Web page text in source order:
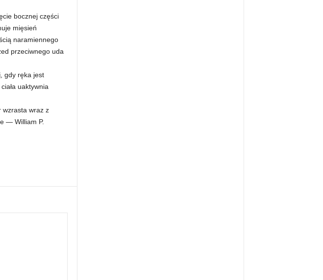
bocznej części
mięsień
naramiennego
przeciwnego uda
gdy ręka jest
uaktywnia
wzrasta wraz z
— William P.